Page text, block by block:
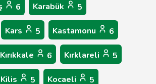
6 Karabük 5
Kars 5 Kastamonu 6
Kırıkkale 6 Kırklareli 5
Kilis 5 Kocaeli 5